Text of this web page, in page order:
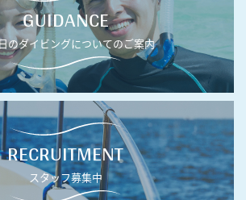
GUIDANCE
のダイビングについてのご案内
RECRUITMENT
スタッフ募集中